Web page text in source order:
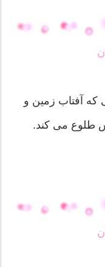
که آفتاب زمین و
طلوع می کند.